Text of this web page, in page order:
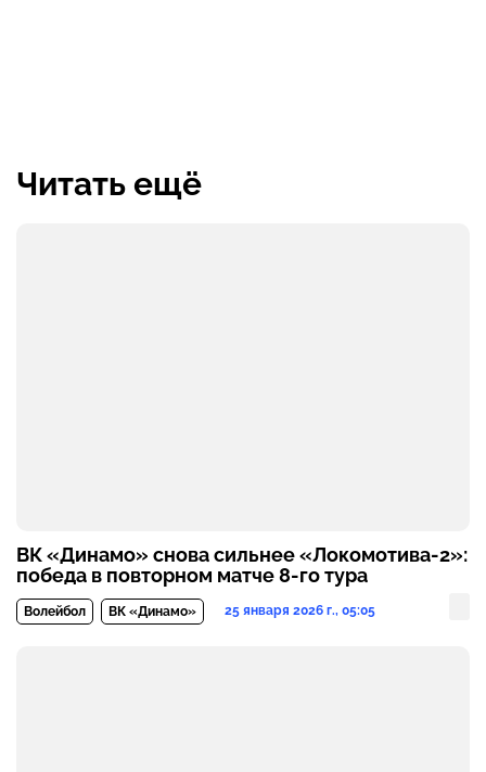
Читать ещё
ВК «Динамо» снова сильнее «Локомотива-2»:
победа в повторном матче 8-го тура
Волейбол ВК «Динамо» 25 января 2026 г., 05:05